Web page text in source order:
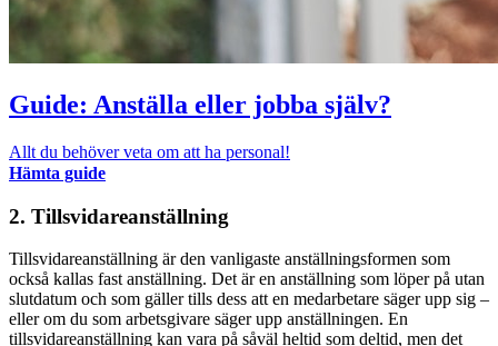
Guide: Anställa eller jobba själv?
Allt du behöver veta om att ha personal!
Hämta guide
2. Tillsvidareanställning
Tillsvidareanställning är den vanligaste anställningsformen som
också kallas fast anställning. Det är en anställning som löper på utan
slutdatum och som gäller tills dess att en medarbetare säger upp sig –
eller om du som arbetsgivare säger upp anställningen. En
tillsvidareanställning kan vara på såväl heltid som deltid, men det